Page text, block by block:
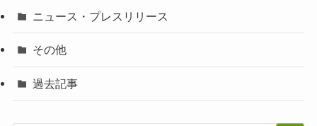
ニュース・プレスリリース
その他
過去記事